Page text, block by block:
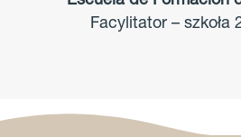
Facylitator – szkoła